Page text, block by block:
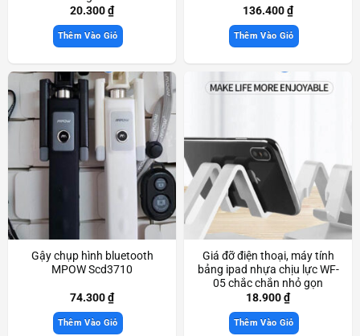
20.300₫
Thêm Vào Giỏ
136.400₫
Thêm Vào Giỏ
Gậy chụp hình bluetooth
MPOW Scd3710
74.300₫
Thêm Vào Giỏ
Giá đỡ điện thoại, máy tính
bảng ipad nhựa chịu lực WF-
05 chắc chắn nhỏ gọn
Scd3366
18.900₫
Thêm Vào Giỏ